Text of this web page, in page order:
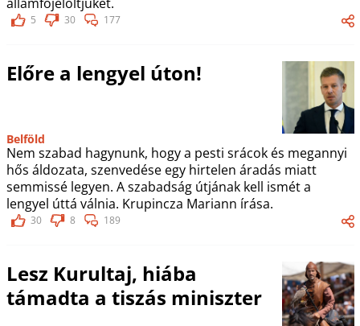
5 30 177
Előre a lengyel úton!
Belföld
Nem szabad hagynunk, hogy a pesti srácok és megannyi
hős áldozata, szenvedése egy hirtelen áradás miatt
semmissé legyen. A szabadság útjának kell ismét a
lengyel úttá válnia. Krupincza Mariann írása.
30 8 189
Lesz Kurultaj, hiába
támadta a tiszás miniszter